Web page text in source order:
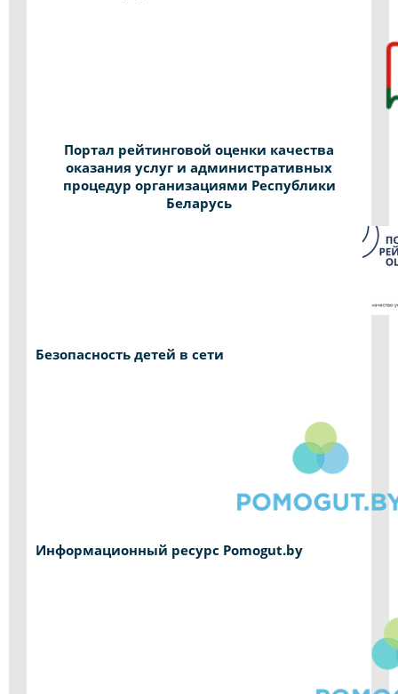
Портал рейтинговой оценки качества
оказания услуг и административных
процедур организациями Республики
Беларусь
Безопасность детей в сети
Информационный ресурс Pomogut.by